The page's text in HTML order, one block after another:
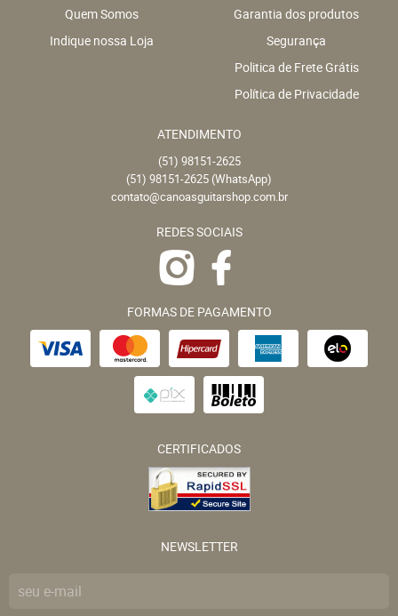
Quem Somos
Indique nossa Loja
Garantia dos produtos
Segurança
Politica de Frete Grátis
Política de Privacidade
ATENDIMENTO
(51) 98151-2625
(51) 98151-2625 (WhatsApp)
contato@canoasguitarshop.com.br
REDES SOCIAIS
FORMAS DE PAGAMENTO
CERTIFICADOS
NEWSLETTER